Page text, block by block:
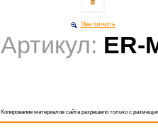
Увеличить
Артикул: ER-
Копирование материалов сайта разрешено только с